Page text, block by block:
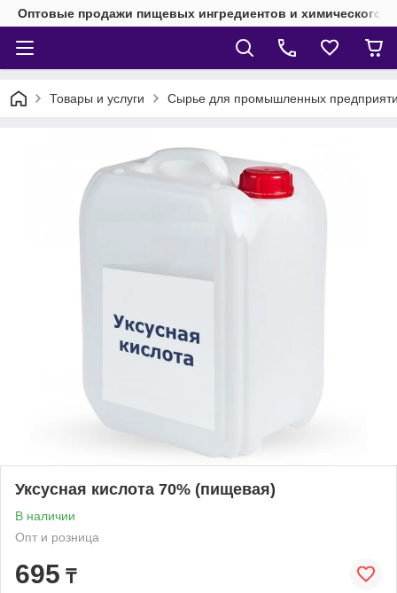
Оптовые продажи пищевых ингредиентов и химического
Товары и услуги Сырье для промышленных
Уксусная кислота 70% (пищевая)
В наличии
Опт и розница
695 ₸